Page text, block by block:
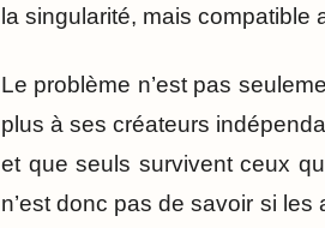
la singularité, mais compatible
Le problème n’est pas
plus à ses créateurs
et que seuls survivent ceux
n’est donc pas de savoir si les